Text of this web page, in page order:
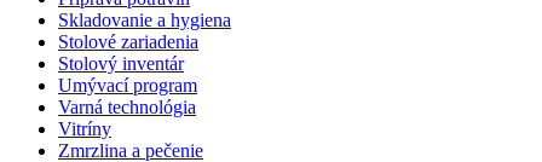
Skladovanie a hygiena
Stolové zariadenia
Stolový inventár
Umývací program
Varná technológia
Vitríny
Zmrzlina a pečenie